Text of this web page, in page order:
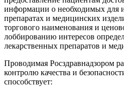
информации о необходимых для
препаратах и медицинских
торгового наименования и
лоббированию интересов
лекарственных препаратов и
Проводимая Росздравнадзором
контролю качества и
способствует: